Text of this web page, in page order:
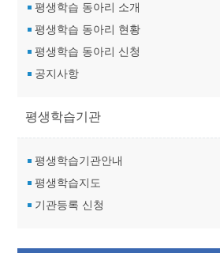
평생학습 동아리 소개
평생학습 동아리 현황
평생학습 동아리 신청
공지사항
평생학습기관
평생학습기관안내
평생학습지도
기관등록 신청